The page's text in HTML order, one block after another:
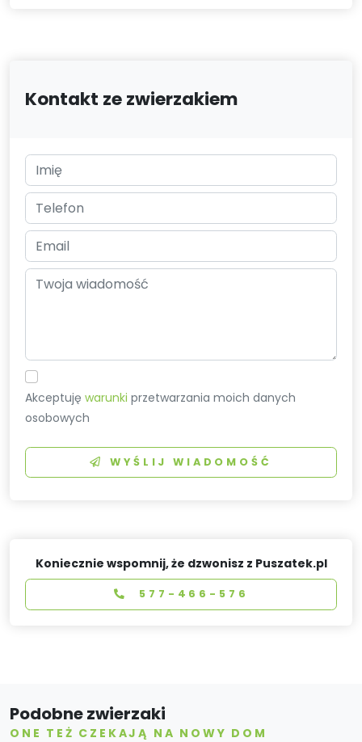
Kontakt ze zwierzakiem
Akceptujęwarunki przetwarzania moich danych
osobowych
WYŚLIJ WIADOMOŚĆ
Koniecznie wspomnij, że dzwonisz z Puszatek.pl
577-466-576
Podobne zwierzaki
ONE TEŻ CZEKAJĄ NA NOWY DOM